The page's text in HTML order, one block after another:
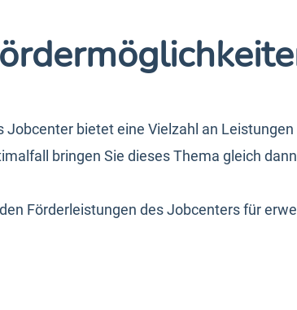
Jobcenter bietet eine Vielzahl an
bringen Sie dieses Thema gleich
Förderleistungen des Jobcenters für